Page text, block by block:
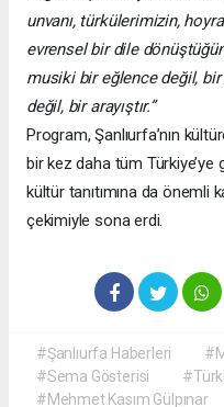
unvanı, türkülerimizin,
evrensel bir dile
musiki bir eğlence değil, bir
değil, bir arayıştır.”
Program, Şanlıurfa’nın
bir kez daha tüm
kültür tanıtımına da önemli
çekimiyle sona erdi.
#Şanlıurfa Haberleri
#Sema Gösterisi
#Mehmet Kasım Gülpınar